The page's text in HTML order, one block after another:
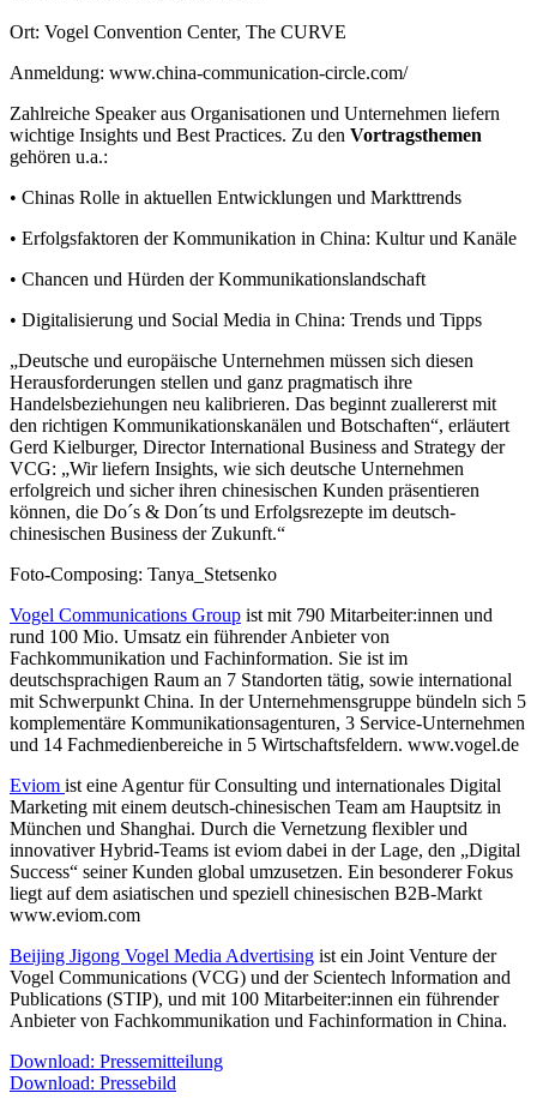
Ort: Vogel Convention Center, The CURVE
Anmeldung: www.china-communication-circle.com/
Zahlreiche Speaker aus Organisationen und Unternehmen liefern
wichtige Insights und Best Practices. Zu den Vortragsthemen
gehören u.a.:
• Chinas Rolle in aktuellen Entwicklungen und Markttrends
• Erfolgsfaktoren der Kommunikation in China: Kultur und Kanäle
• Chancen und Hürden der Kommunikationslandschaft
• Digitalisierung und Social Media in China: Trends und Tipps
„Deutsche und europäische Unternehmen müssen sich diesen
Herausforderungen stellen und ganz pragmatisch ihre
Handelsbeziehungen neu kalibrieren. Das beginnt zuallererst mit
den richtigen Kommunikationskanälen und Botschaften“, erläutert
Gerd Kielburger, Director International Business and Strategy der
VCG: „Wir liefern Insights, wie sich deutsche Unternehmen
erfolgreich und sicher ihren chinesischen Kunden präsentieren
können, die Do´s & Don´ts und Erfolgsrezepte im deutsch-
chinesischen Business der Zukunft.“
Foto-Composing: Tanya_Stetsenko
Vogel Communications Group ist mit 790 Mitarbeiter:innen und
rund 100 Mio. Umsatz ein führender Anbieter von
Fachkommunikation und Fachinformation. Sie ist im
deutschsprachigen Raum an 7 Standorten tätig, sowie international
mit Schwerpunkt China. In der Unternehmensgruppe bündeln sich 5
komplementäre Kommunikationsagenturen, 3 Service-Unternehmen
und 14 Fachmedienbereiche in 5 Wirtschaftsfeldern. www.vogel.de
Eviom ist eine Agentur für Consulting und internationales Digital
Marketing mit einem deutsch-chinesischen Team am Hauptsitz in
München und Shanghai. Durch die Vernetzung flexibler und
innovativer Hybrid-Teams ist eviom dabei in der Lage, den „Digital
Success“ seiner Kunden global umzusetzen. Ein besonderer Fokus
liegt auf dem asiatischen und speziell chinesischen B2B-Markt
www.eviom.com
Beijing Jigong Vogel Media Advertising ist ein Joint Venture der
Vogel Communications (VCG) und der Scientech lnformation and
Publications (STIP), und mit 100 Mitarbeiter:innen ein führender
Anbieter von Fachkommunikation und Fachinformation in China.
Download: Pressemitteilung
Download: Pressebild